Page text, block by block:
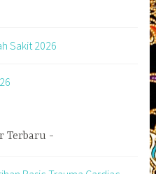
Sakit 2026
Terbaru